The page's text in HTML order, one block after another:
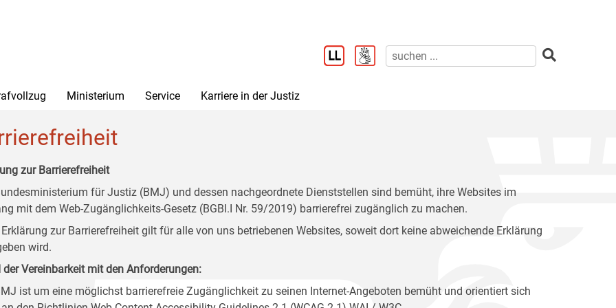
Ministerium Service Karriere in der Justiz
zur Barrierefreiheit
für Justiz (BMJ) und dessen nachgeordnete Dienststellen sind bemüht, ihre Websites im
mit dem Web-Zugänglichkeits-Gesetz (BGBl.I Nr. 59/2019) barrierefrei zugänglich zu machen.
Erklärung zur Barrierefreiheit gilt für alle von uns betriebenen Websites, soweit dort keine abweichende Erklärung
wird.
der Vereinbarkeit mit den Anforderungen:
ist um eine möglichst barrierefreie Zugänglichkeit zu seinen Internet-Angeboten bemüht und orientiert sich